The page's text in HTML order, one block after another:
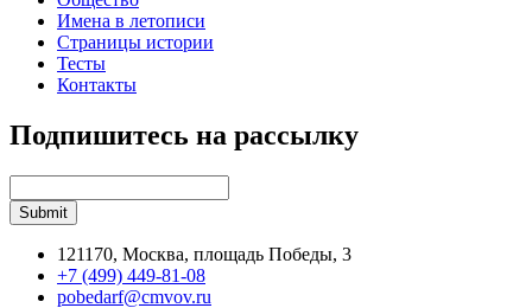
Имена в летописи
Страницы истории
Тесты
Контакты
Подпишитесь на рассылку
121170, Москва, площадь Победы, 3
+7 (499) 449-81-08
pobedarf@cmvov.ru